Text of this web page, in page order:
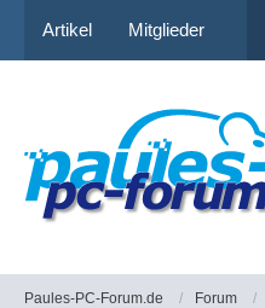
Artikel Mitglieder
Paules-PC-Forum.de Forum